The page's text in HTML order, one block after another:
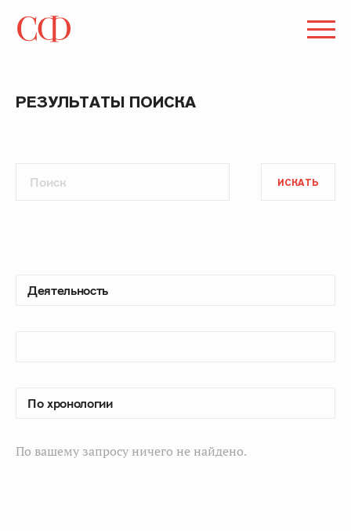
РЕЗУЛЬТАТЫ ПОИСКА
ИСКАТЬ
По вашему запросу ничего не найдено.